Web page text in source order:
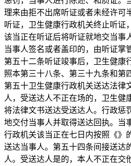
理来由拒不出席听证或者未经许可
听证，卫生健康行政机关终止听证
该当正在听证后将听证就地交当事
当事人签名或者盖印的，由听证掌
第五十二条听证竣事后，卫生健康
照本第三十八条、第三十九条和第
第五十卫生健康行政机关送达法律
人，受送达人不正在场的，卫生健
将法律文书送达受送达人。行政惩
地交付当事人并取得送达回执。当
行政机关该当正在七日内按照《》
送达当事人。第五十四条间接送达
人。受送达人是的，本人不正在交